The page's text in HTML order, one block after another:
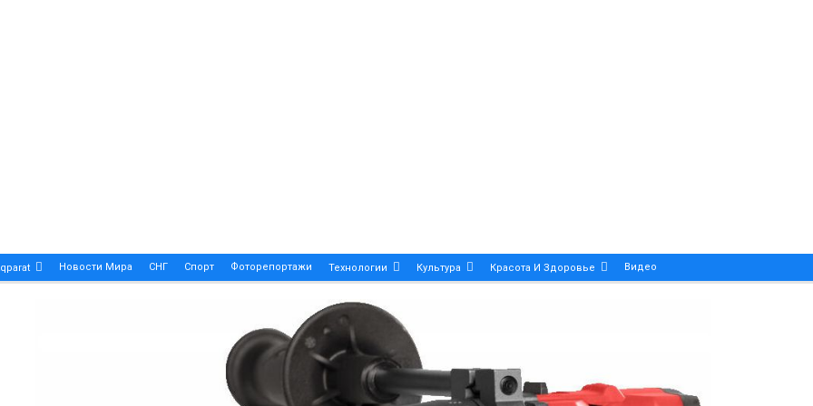
Новости Мира СНГ Спорт Фоторепортажи Технологии Культура Красота И Здоровье Видео
Patek Philippe Calatrava DATE – A True Symbol Of Elegance And Precision